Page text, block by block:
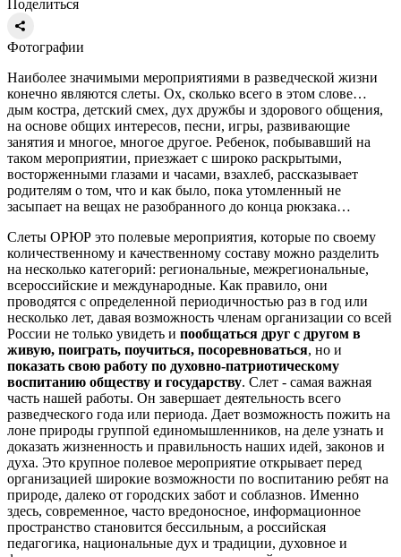
Поделиться
Фотографии
Наиболее значимыми мероприятиями в разведческой жизни
конечно являются слеты. Ох, сколько всего в этом слове…
дым костра, детский смех, дух дружбы и здорового общения,
на основе общих интересов, песни, игры, развивающие
занятия и многое, многое другое. Ребенок, побывавший на
таком мероприятии, приезжает с широко раскрытыми,
восторженными глазами и часами, взахлеб, рассказывает
родителям о том, что и как было, пока утомленный не
засыпает на вещах не разобранного до конца рюкзака…
Слеты ОРЮР это полевые мероприятия, которые по своему
количественному и качественному составу можно разделить
на несколько категорий: региональные, межрегиональные,
всероссийские и международные. Как правило, они
проводятся с определенной периодичностью раз в год или
несколько лет, давая возможность членам организации со всей
России не только увидеть и пообщаться друг с другом в
живую, поиграть, поучиться, посоревноваться, но и
показать свою работу по духовно-патриотическому
воспитанию обществу и государству. Слет - самая важная
часть нашей работы. Он завершает деятельность всего
разведческого года или периода. Дает возможность пожить на
лоне природы группой единомышленников, на деле узнать и
доказать жизненность и правильность наших идей, законов и
духа. Это крупное полевое мероприятие открывает перед
организацией широкие возможности по воспитанию ребят на
природе, далеко от городских забот и соблазнов. Именно
здесь, современное, часто вредоносное, информационное
пространство становится бессильным, а российская
педагогика, национальные дух и традиции, духовное и